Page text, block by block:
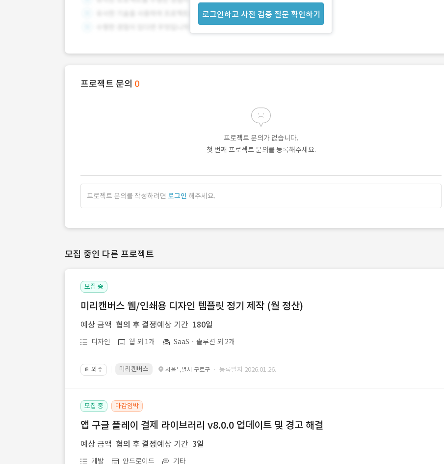
로그인하고 사전 검증 질문 확인하기
프로젝트 문의 0
프로젝트 문의가 없습니다.
첫 번째 프로젝트 문의를 등록해주세요.
프로젝트 문의를 작성하려면 로그인 해주세요.
모집 중인 다른 프로젝트
모집 중
미리캔버스 웹/인쇄용 디자인 템플릿 정기 제작 (월 정산)
예상 금액 협의 후 결정 예상 기간 180일
디자인 웹 외 1개 SaaSㆍ솔루션 외 2개
📔 외주 미리캔버스 서울특별시 구로구 · 등록일자 2026.01.26.
모집 중 마감임박
앱 구글 플레이 결제 라이브러리 v8.0.0 업데이트 및 경고 해결
예상 금액 협의 후 결정 예상 기간 3일
개발 안드로이드 기타